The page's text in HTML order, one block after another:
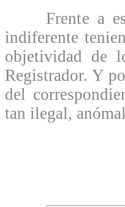
Frente a esta
indiferente
objetividad de
Registrador. Y
del
tan ilegal,